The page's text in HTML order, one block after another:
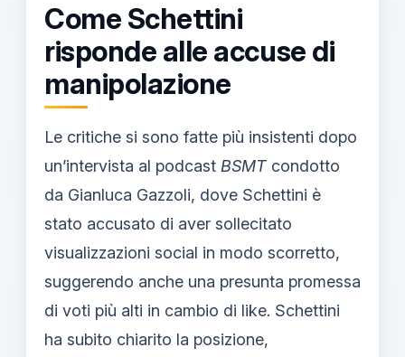
Come Schettini
risponde alle accuse di
manipolazione
Le critiche si sono fatte più insistenti dopo
un’intervista al podcast BSMT condotto
da Gianluca Gazzoli, dove Schettini è
stato accusato di aver sollecitato
visualizzazioni social in modo scorretto,
suggerendo anche una presunta promessa
di voti più alti in cambio di like. Schettini
ha subito chiarito la posizione,